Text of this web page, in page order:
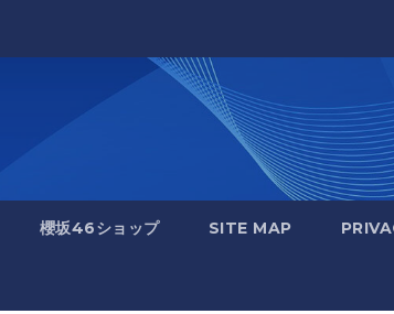
櫻坂46ショップ SITE MAP